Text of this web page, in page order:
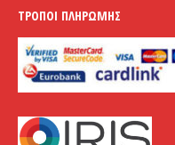
ΤΡΌΠΟΙ ΠΛΗΡΩΜΉΣ